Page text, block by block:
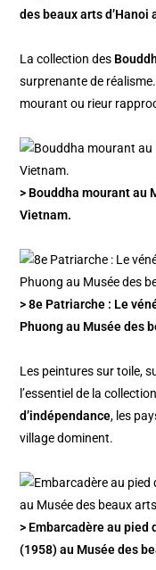
des beaux arts d’Hanoi
La collection des
surprenante de
mourant ou rieur
> Bouddha mourant au
Vietnam.
> 8e Patriarche : Le
Phuong au Musée des
Les peintures sur toile,
l’essentiel de la
d’indépendance, les
village dominent.
> Embarcadère au pied
(1958) au Musée des